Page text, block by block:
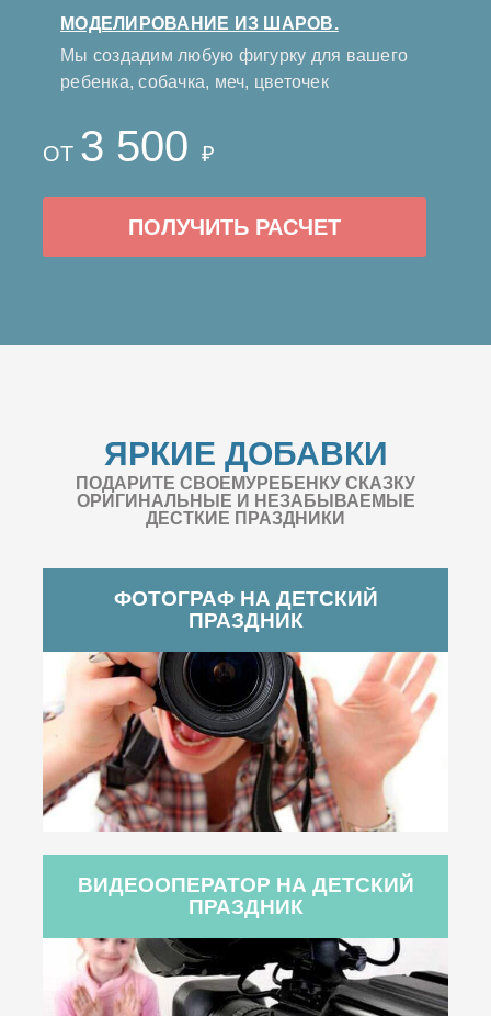
МОДЕЛИРОВАНИЕ ИЗ ШАРОВ.
Мы создадим любую фигурку для вашего
ребенка, собачка, меч, цветочек
ОТ 3 500 ₽
ПОЛУЧИТЬ РАСЧЕТ
ЯРКИЕ ДОБАВКИ
ПОДАРИТЕ СВОЕМУРЕБЕНКУ СКАЗКУ
ОРИГИНАЛЬНЫЕ И НЕЗАБЫВАЕМЫЕ
ДЕСТКИЕ ПРАЗДНИКИ
ФОТОГРАФ НА ДЕТСКИЙ
ПРАЗДНИК
ВИДЕООПЕРАТОР НА ДЕТСКИЙ
ПРАЗДНИК